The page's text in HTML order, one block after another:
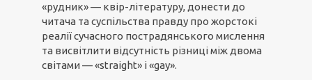
«рудник» — квір-літературу, донести до
читача та суспільства правду про жорстокі
реалії сучасного пострадянського мислення
та висвітлити відсутність різниці між двома
світами — «straight» і «gay».